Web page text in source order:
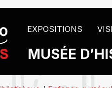
EXPOSITIONS
MUSÉE
des cookies